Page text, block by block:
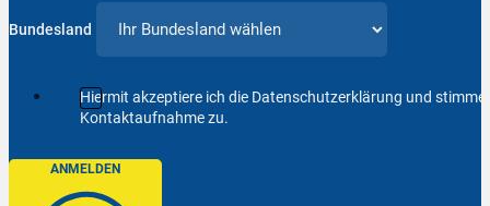
Bundesland
Hiermit akzeptiere ich die Datenschutzerklärung und
Kontaktaufnahme zu.
ANMELDEN